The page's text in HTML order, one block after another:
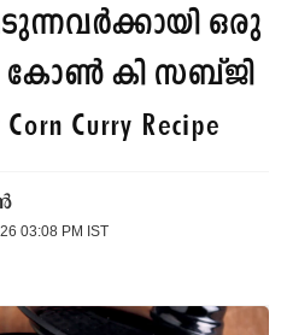
ഒരു
കോൺ കി സബ്ജി
Curry Recipe
03:08 PM IST